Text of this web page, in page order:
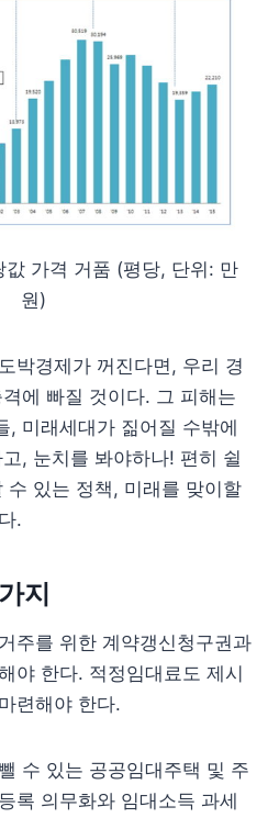
값 가격 거품 (평당, 단위: 만
원)
박경제가 꺼진다면, 우리 경
에 빠질 것이다. 그 피해는
, 미래세대가 짊어질 수밖에
, 눈치를 봐야하나! 편히 쉴
수 있는 정책, 미래를 맞이할
.
지
주를 위한 계약갱신청구권과
야 한다. 적정임대료도 제시
련해야 한다.
수 있는 공공임대주택 및 주
록 의무화와 임대소득 과세